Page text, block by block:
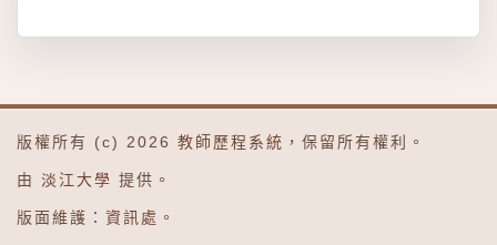
版權所有 (c) 2026 教師歷程系統 ，保留所有權利。
由 淡江大學 提供。
版面維護： 資訊處 。